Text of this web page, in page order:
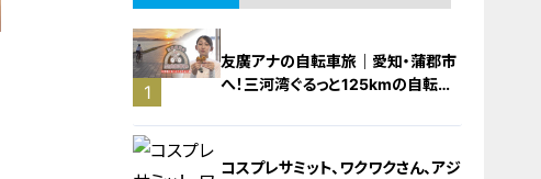
1
友廣アナの自転車旅｜愛知・蒲郡市
へ！三河湾ぐるっと125kmの自転車
コスプレサミット、ワクワクさん、アジ